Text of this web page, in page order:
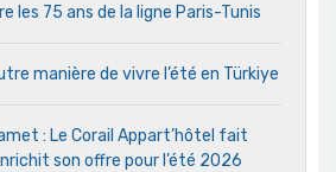
les 75 ans de la ligne Paris-Tunis
manière de vivre l’été en Türkiye
: Le Corail Appart’hôtel fait
son offre pour l’été 2026